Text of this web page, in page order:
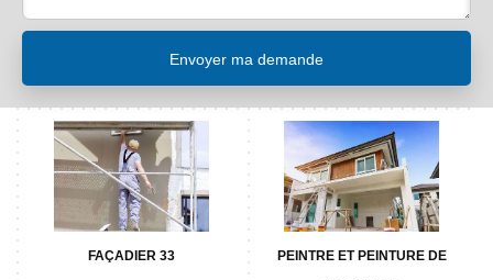
FAÇADIER 33 PEINTRE ET PEINTURE DE